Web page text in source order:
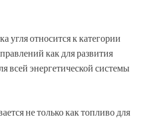
угля относится к категории
как для развития
всей энергетической системы
не только как топливо для